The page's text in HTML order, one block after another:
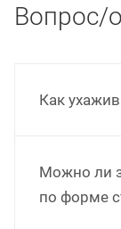
Вопрос/
Как
Можно ли
по форме